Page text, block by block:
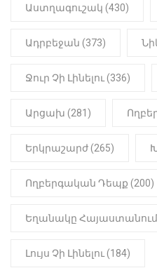
մարմինը
Աստղագուշակ (430)
Ադրբեջան (373)
Ջուր Չի Լինելու (336)
Արցախ (281)
Երկրաշարժ (265)
Ողբերգական Դեպք (200)
Եղանակը Հայաստանում
Լույս Չի Լինելու (184)